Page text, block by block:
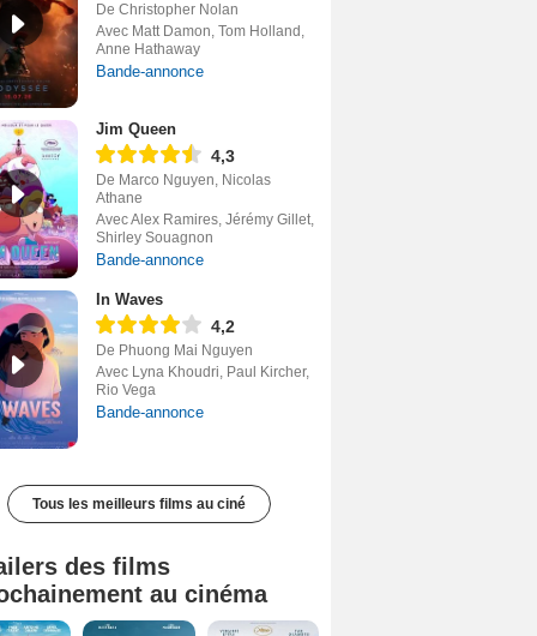
De Christopher Nolan
Avec Matt Damon, Tom Holland,
Anne Hathaway
Bande-annonce
Jim Queen
4,3
De Marco Nguyen, Nicolas
Athane
Avec Alex Ramires, Jérémy Gillet,
Shirley Souagnon
Bande-annonce
In Waves
4,2
De Phuong Mai Nguyen
Avec Lyna Khoudri, Paul Kircher,
Rio Vega
Bande-annonce
Tous les meilleurs films au ciné
des films
au cinéma
Tombé du ciel Bande-annonce VF La fin d’Oak Street Bande-annonce VO STFR